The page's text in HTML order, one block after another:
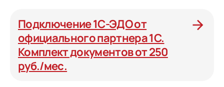
Подключение 1С-ЭДО от
официального партнера 1С.
Комплект документов от 250
руб./мес.